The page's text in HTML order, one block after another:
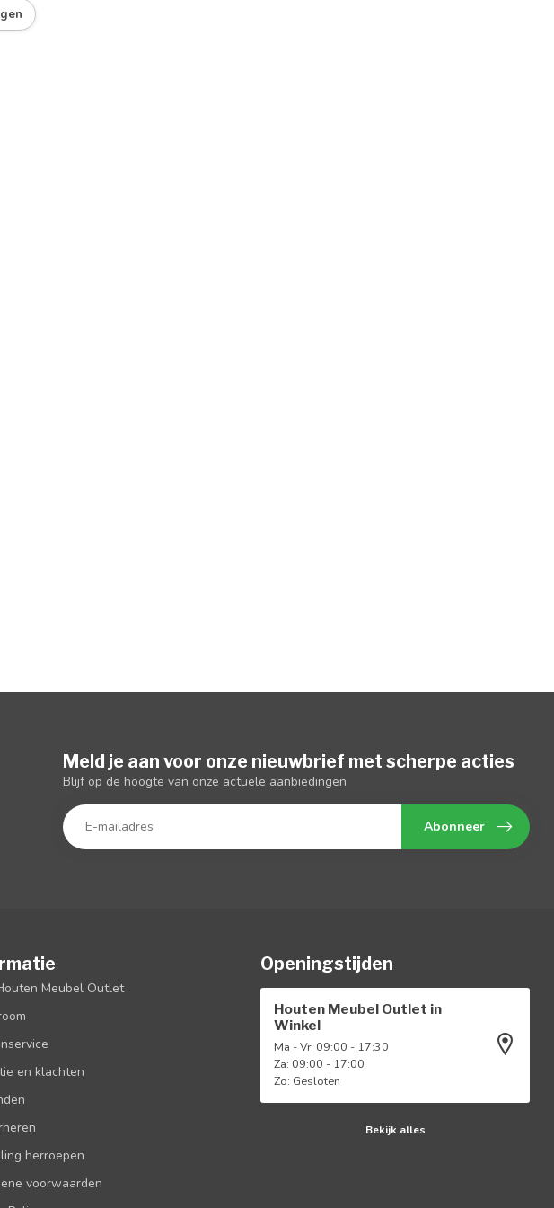
Meld je aan voor onze nieuwbrief met scherpe acties
Blijf op de hoogte van onze actuele aanbiedingen
Abonneer
Meubel Outlet
en klachten
herroepen
voorwaarden
Openingstijden
Houten Meubel Outlet in
Winkel
Ma - Vr: 09:00 - 17:30
Za: 09:00 - 17:00
Zo: Gesloten
Bekijk alles